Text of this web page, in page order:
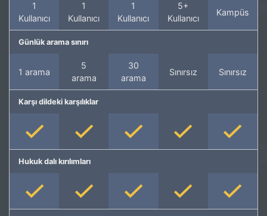
1
Kullanıcı
1
Kullanıcı
1
Kullanıcı
5+
Kullanıcı
Kampüs
Günlük arama sınırı
1 arama
5
arama
30
arama
Sınırsız Sınırsız
Karşı dildeki karşılıklar
Hukuk dalı kırılımları